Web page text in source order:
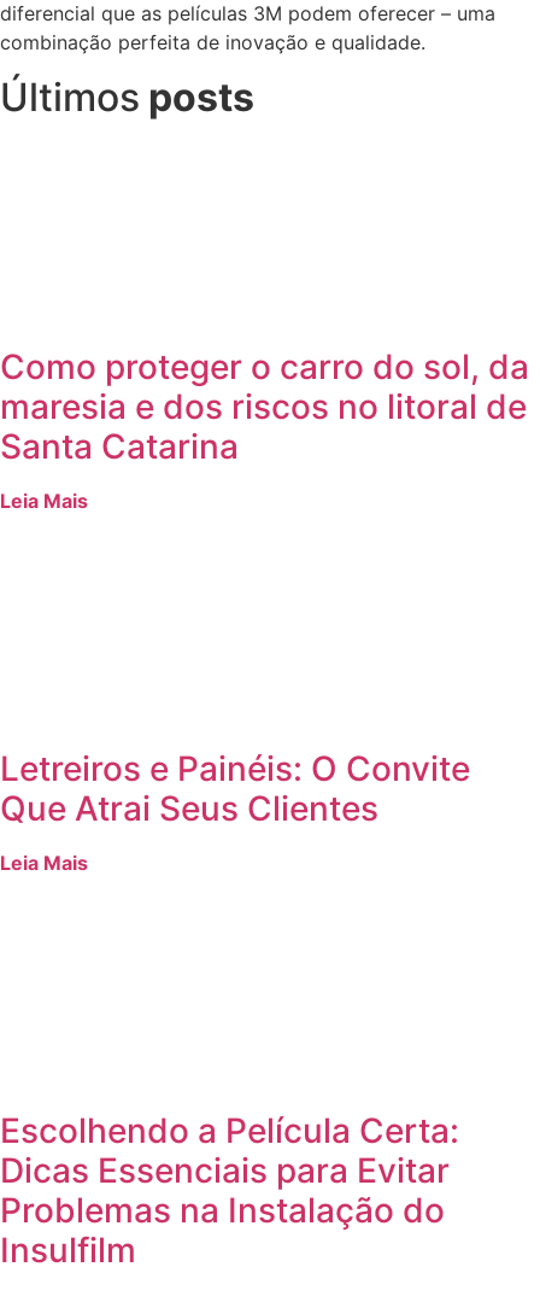
diferencial que as películas 3M podem oferecer – uma
combinação perfeita de inovação e qualidade.
Últimos posts
Como proteger o carro do sol, da
maresia e dos riscos no litoral de
Santa Catarina
Leia Mais
Letreiros e Painéis: O Convite
Que Atrai Seus Clientes
Leia Mais
Escolhendo a Película Certa:
Dicas Essenciais para Evitar
Problemas na Instalação do
Insulfilm